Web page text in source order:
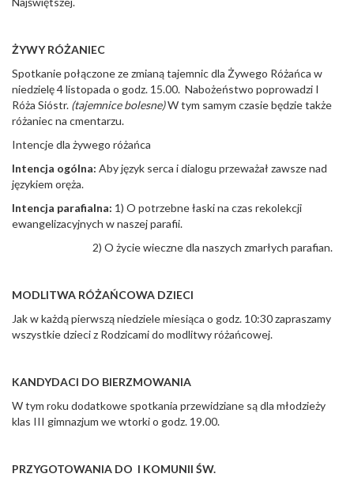
ŻYWY RÓŻANIEC
Spotkanie połączone ze zmianą tajemnic dla Żywego Różańca w
niedzielę 4 listopada o godz. 15.00. Nabożeństwo poprowadzi I
Róża Sióstr. (tajemnice bolesne)W tym samym czasie będzie także
różaniec na cmentarzu.
Intencje dla żywego różańca
Intencja ogólna: Aby język serca i dialogu przeważał zawsze nad
językiem oręża.
Intencja parafialna: 1) O potrzebne łaski na czas rekolekcji
ewangelizacyjnych w naszej parafii.
2) O życie wieczne dla naszych zmarłych parafian.
MODLITWA RÓŻAŃCOWA DZIECI
Jak w każdą pierwszą niedziele miesiąca o godz. 10:30 zapraszamy
wszystkie dzieci z Rodzicami do modlitwy różańcowej.
KANDYDACI DO BIERZMOWANIA
W tym roku dodatkowe spotkania przewidziane są dla młodzieży
klas III gimnazjum we wtorki o godz. 19.00.
PRZYGOTOWANIA DO I KOMUNII ŚW.